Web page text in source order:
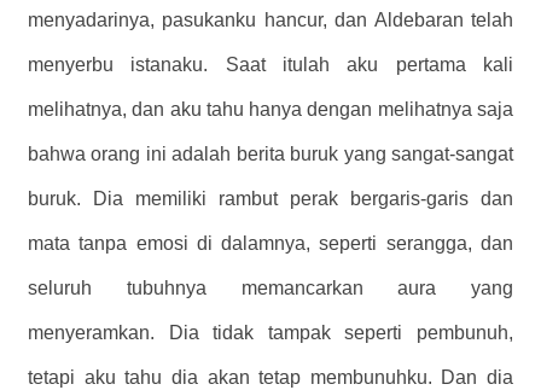
menyadarinya, pasukanku hancur, dan Aldebaran telah
menyerbu istanaku. Saat itulah aku pertama kali
melihatnya, dan aku tahu hanya dengan melihatnya saja
bahwa orang ini adalah berita buruk yang sangat-sangat
buruk. Dia memiliki rambut perak bergaris-garis dan
mata tanpa emosi di dalamnya, seperti serangga, dan
seluruh tubuhnya memancarkan aura yang
menyeramkan. Dia tidak tampak seperti pembunuh,
tetapi aku tahu dia akan tetap membunuhku. Dan dia